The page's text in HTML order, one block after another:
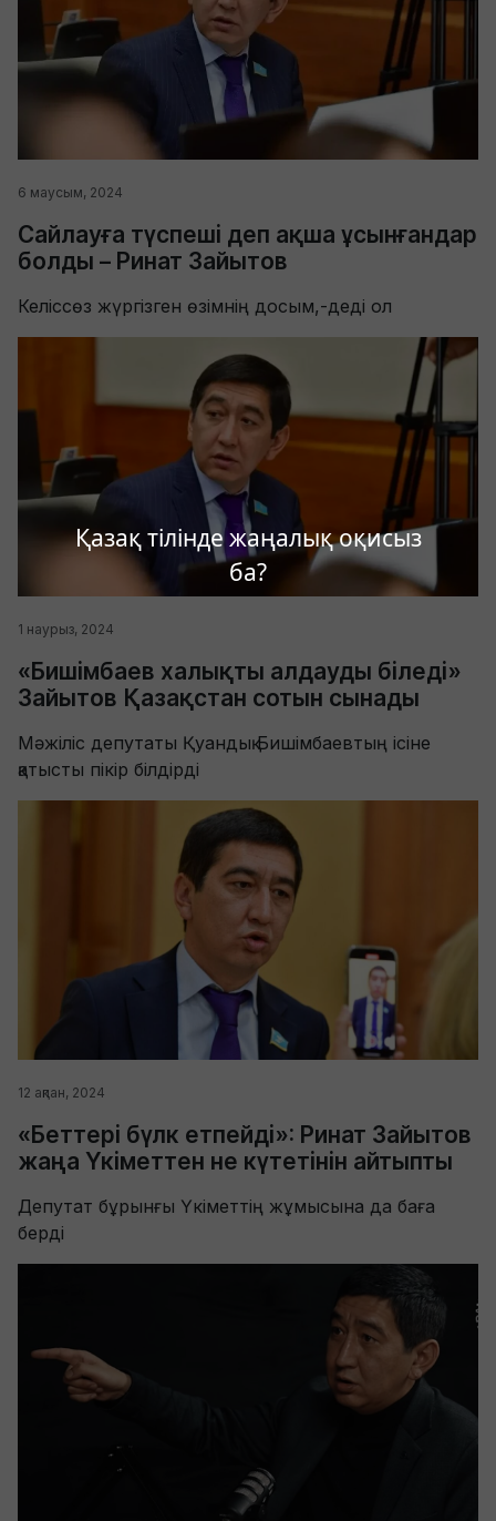
Қазақ тілінде жаңалық оқисыз
ба?
6 маусым, 2024
Сайлауға түспеші деп ақша ұсынғандар
болды – Ринат Зайытов
Келіссөз жүргізген өзімнің досым,-деді ол
1 наурыз, 2024
«Бишімбаев халықты алдауды біледі»
Зайытов Қазақстан сотын сынады
Мәжіліс депутаты Қуандық Бишімбаевтың ісіне
қатысты пікір білдірді
12 ақпан, 2024
«Беттері бүлк етпейді»: Ринат Зайытов
жаңа Үкіметтен не күтетінін айтыпты
Депутат бұрынғы Үкіметтің жұмысына да баға
берді